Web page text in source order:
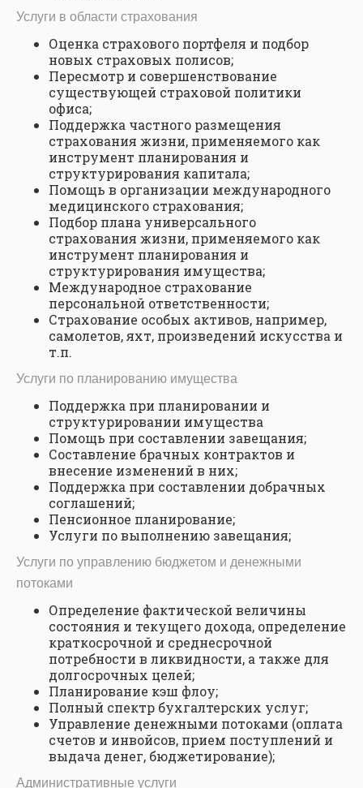
Услуги в области страхования
Оценка страхового портфеля и подбор
новых страховых полисов;
Пересмотр и совершенствование
существующей страховой политики
офиса;
Поддержка частного размещения
страхования жизни, применяемого как
инструмент планирования и
структурирования капитала;
Помощь в организации международного
медицинского страхования;
Подбор плана универсального
страхования жизни, применяемого как
инструмент планирования и
структурирования имущества;
Международное страхование
персональной ответственности;
Страхование особых активов, например,
самолетов, яхт, произведений искусства и
т.п.
Услуги по планированию имущества
Поддержка при планировании и
структурировании имущества
Помощь при составлении завещания;
Составление брачных контрактов и
внесение изменений в них;
Поддержка при составлении добрачных
соглашений;
Пенсионное планирование;
Услуги по выполнению завещания;
Услуги по управлению бюджетом и денежными
потоками
Определение фактической величины
состояния и текущего дохода, определение
краткосрочной и среднесрочной
потребности в ликвидности, а также для
долгосрочных целей;
Планирование кэш флоу;
Полный спектр бухгалтерских услуг;
Управление денежными потоками (оплата
счетов и инвойсов, прием поступлений и
выдача денег, бюджетирование);
Административные услуги